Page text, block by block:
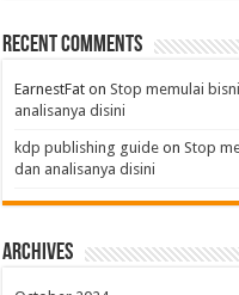
Recent Comments
EarnestFat onStop memulai
analisanya disini
kdp publishing guide onStop
dan analisanya disini
Archives